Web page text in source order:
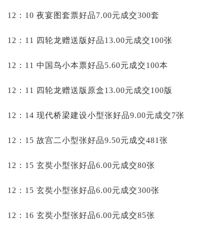
12：10 夜宴图套票好品7.00元成交300套
12：11 四轮龙赠送版好品13.00元成交100张
12：11 中国鸟小本票好品5.60元成交100本
12：11 四轮龙赠送版原盒13.00元成交100版
12：14 现代桥梁建设小型张好品9.00元成交7张
12：15 故宫二小型张好品9.50元成交481张
12：15 玄奘小型张好品6.00元成交80张
12：15 玄奘小型张好品6.00元成交300张
12：16 玄奘小型张好品6.00元成交85张